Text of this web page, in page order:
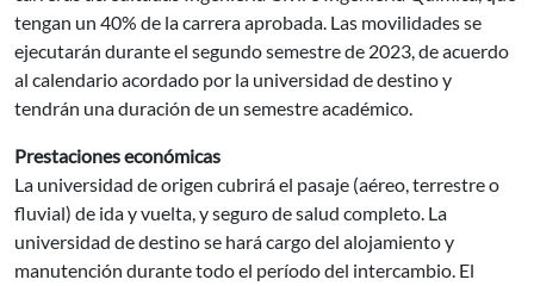
tengan un 40% de la carrera aprobada. Las movilidades se
ejecutarán durante el segundo semestre de 2023, de acuerdo
al calendario acordado por la universidad de destino y
tendrán una duración de un semestre académico.
Prestaciones económicas
La universidad de origen cubrirá el pasaje (aéreo, terrestre o
fluvial) de ida y vuelta, y seguro de salud completo. La
universidad de destino se hará cargo del alojamiento y
manutención durante todo el período del intercambio. El